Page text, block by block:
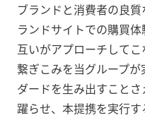
ブランドと消費者の良
ランドサイトでの購買体
互いがアプローチして
繋ぎこみを当グループ
ダードを生み出すこと
躍らせ、本提携を実行